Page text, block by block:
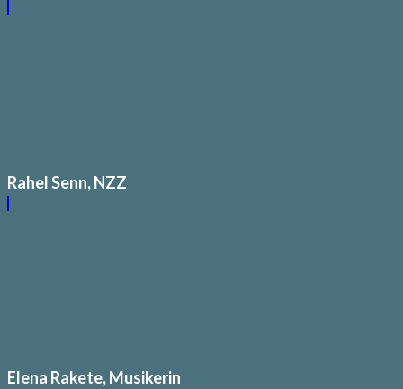
Rahel Senn, NZZ
Elena Rakete, Musikerin